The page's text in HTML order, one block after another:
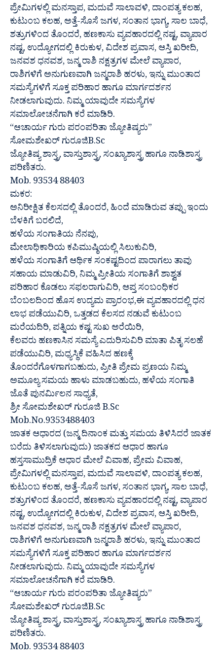
ಪ್ರೇಮಿಗಳಲ್ಲಿ ಮನಸ್ತಾಪ, ಮದುವೆ ಸಾಲಾವಳಿ, ದಾಂಪತ್ಯ ಕಲಹ,
ಕುಟುಂಬ ಕಲಹ, ಅತ್ತೆ-ಸೊಸೆ ಜಗಳ, ಸಂತಾನ ಭಾಗ್ಯ, ಸಾಲ ಬಾಧೆ,
ಶತ್ರುಗಳಿಂದ ತೊಂದರೆ, ಹಣಕಾಸು ವ್ಯವಹಾರದಲ್ಲಿ ನಷ್ಟ, ವ್ಯಾಪಾರ
ನಷ್ಟ, ಉದ್ಯೋಗದಲ್ಲಿ ಕಿರುಕುಳ, ವಿದೇಶ ಪ್ರವಾಸ, ಆಸ್ತಿ ಖರೀದಿ,
ಜನವಶ ಧನವಶ, ಜನ್ಮ ರಾಶಿ ನಕ್ಷತ್ರಗಳ ಮೇಲೆ ವ್ಯಾಪಾರ,
ರಾಶಿಗಳಿಗೆ ಅನುಗುಣವಾಗಿ ಜನ್ಮರಾಶಿ ಹರಳು, ಇನ್ನು ಮುಂತಾದ
ಸಮಸ್ಯೆಗಳಿಗೆ ಸೂಕ್ತ ಪರಿಹಾರ ಹಾಗೂ ಮಾರ್ಗದರ್ಶನ
ನೀಡಲಾಗುವುದು. ನಿಮ್ಮ ಯಾವುದೇ ಸಮಸ್ಯೆಗಳ
ಸಮಾಲೋಚನೆಗಾಗಿ ಕರೆ ಮಾಡಿರಿ.
“ಆಚಾರ್ಯ ಗುರು ಪರಂಪರಿತಾ ಜ್ಯೋತಿಷ್ಯರು”
ಸೋಮಶೇಖರ್ ಗುರೂಜಿB.Sc
ಜ್ಯೋತಿಷ್ಯ ಶಾಸ್ತ್ರ, ವಾಸ್ತುಶಾಸ್ತ್ರ, ಸಂಖ್ಯಾಶಾಸ್ತ್ರ ಹಾಗೂ ನಾಡಿಶಾಸ್ತ್ರ
ಪರಿಣಿತರು.
Mob. 93534 88403
ಮಕರ:
ಅನಿರೀಕ್ಷಿತ ಕೆಲಸದಲ್ಲಿ ತೊಂದರೆ, ಹಿಂದೆ ಮಾಡಿರುವ ತಪ್ಪು ಇಂದು
ಬೆಳಕಿಗೆ ಬರಲಿದೆ,
ಹಳೆಯ ಸಂಗಾತಿಯ ನೆನಪು,
ಮೇಲಾಧಿಕಾರಿಯ ಕಪಿಮುಷ್ಠಿಯಲ್ಲಿ ಸಿಲುಕುವಿರಿ,
ಹಳೆಯ ಸಂಗಾತಿಗೆ ಆರ್ಥಿಕ ಸಂಕಷ್ಟದಿಂದ ಪಾರಾಗಲು ತಾವು
ಸಹಾಯ ಮಾಡುವಿರಿ, ನಿಮ್ಮ ಪ್ರೀತಿಯ ಸಂಗಾತಿಗೆ ಶಾಶ್ವತ
ಪರಿಹಾರ ಕೊಡಲು ಸಫಲರಾಗುವಿರಿ, ಆಪ್ತ ಸಂಬಂಧಿಕರ
ಬೆಂಬಲದಿಂದ ಹೊಸ ಉದ್ಯಮ ಪ್ರಾರಂಭ,ಈ ವ್ಯವಹಾರದಲ್ಲಿ ಧನ
ಲಾಭ ಪಡೆಯುವಿರಿ, ಒತ್ತಡದ ಕೆಲಸದ ನಡುವೆ ಕುಟುಂಬ
ಮರೆಯದಿರಿ, ಪತ್ನಿಯ ಕಷ್ಟ ಸುಖ ಅರೆಯಿರಿ,
ಕೆಲವರು ಹಣಕಾಸಿನ ಸಮಸ್ಯೆ ಎದುರಿಸುವಿರಿ ಮಾತಾ ಪಿತೃ ಸಲಹೆ
ಪಡೆಯುವಿರಿ, ಮಧ್ಯಸ್ಥಿಕೆ ವಹಿಸಿದ ಹಣಕ್ಕೆ
ತೊಂದರೆಗೊಳಗಾಗಬಹುದು, ಪ್ರೀತಿ ಪ್ರೇಮ ಪ್ರಣಯ ನಿಮ್ಮ
ಅಮೂಲ್ಯ ಸಮಯ ಹಾಳು ಮಾಡಬಹುದು, ಹಳೆಯ ಸಂಗಾತಿ
ಜೊತೆ ಪುನರ್ಮಿಲನ ಸಾಧ್ಯತೆ,
ಶ್ರೀ ಸೋಮಶೇಖರ್ ಗುರೂಜಿ B.Sc
Mob.No.9353488403
ಜಾತಕ ಆಧಾರದ (ಜನ್ಮ ದಿನಾಂಕ ಮತ್ತು ಸಮಯ ತಿಳಿಸಿದರೆ ಜಾತಕ
ಬರೆದು ತಿಳಿಸಲಾಗುವುದು) ಜಾತಕದ ಆಧಾರ ಹಾಗೂ
ಹಸ್ತಸಾಮುದ್ರಿಕೆ ಆಧಾರ ಮೇಲೆ ವಿವಾಹ, ಪ್ರೇಮ ವಿವಾಹ,
ಪ್ರೇಮಿಗಳಲ್ಲಿ ಮನಸ್ತಾಪ, ಮದುವೆ ಸಾಲಾವಳಿ, ದಾಂಪತ್ಯ ಕಲಹ,
ಕುಟುಂಬ ಕಲಹ, ಅತ್ತೆ-ಸೊಸೆ ಜಗಳ, ಸಂತಾನ ಭಾಗ್ಯ, ಸಾಲ ಬಾಧೆ,
ಶತ್ರುಗಳಿಂದ ತೊಂದರೆ, ಹಣಕಾಸು ವ್ಯವಹಾರದಲ್ಲಿ ನಷ್ಟ, ವ್ಯಾಪಾರ
ನಷ್ಟ, ಉದ್ಯೋಗದಲ್ಲಿ ಕಿರುಕುಳ, ವಿದೇಶ ಪ್ರವಾಸ, ಆಸ್ತಿ ಖರೀದಿ,
ಜನವಶ ಧನವಶ, ಜನ್ಮ ರಾಶಿ ನಕ್ಷತ್ರಗಳ ಮೇಲೆ ವ್ಯಾಪಾರ,
ರಾಶಿಗಳಿಗೆ ಅನುಗುಣವಾಗಿ ಜನ್ಮರಾಶಿ ಹರಳು, ಇನ್ನು ಮುಂತಾದ
ಸಮಸ್ಯೆಗಳಿಗೆ ಸೂಕ್ತ ಪರಿಹಾರ ಹಾಗೂ ಮಾರ್ಗದರ್ಶನ
ನೀಡಲಾಗುವುದು. ನಿಮ್ಮ ಯಾವುದೇ ಸಮಸ್ಯೆಗಳ
ಸಮಾಲೋಚನೆಗಾಗಿ ಕರೆ ಮಾಡಿರಿ.
“ಆಚಾರ್ಯ ಗುರು ಪರಂಪರಿತಾ ಜ್ಯೋತಿಷ್ಯರು”
ಸೋಮಶೇಖರ್ ಗುರೂಜಿB.Sc
ಜ್ಯೋತಿಷ್ಯ ಶಾಸ್ತ್ರ, ವಾಸ್ತುಶಾಸ್ತ್ರ, ಸಂಖ್ಯಾಶಾಸ್ತ್ರ ಹಾಗೂ ನಾಡಿಶಾಸ್ತ್ರ
ಪರಿಣಿತರು.
Mob. 93534 88403